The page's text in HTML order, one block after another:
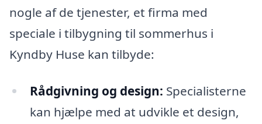
nogle af de tjenester, et firma med
speciale i tilbygning til sommerhus i
Kyndby Huse kan tilbyde:
Rådgivning og design: Specialisterne
kan hjælpe med at udvikle et design,